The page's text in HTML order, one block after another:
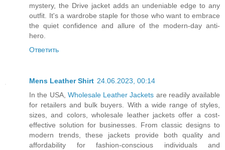
mystery, the Drive jacket adds an undeniable edge to any
outfit. It's a wardrobe staple for those who want to embrace
the quiet confidence and allure of the modern-day anti-
hero.
Ответить
Mens Leather Shirt 24.06.2023, 00:14
In the USA, Wholesale Leather Jackets are readily available
for retailers and bulk buyers. With a wide range of styles,
sizes, and colors, wholesale leather jackets offer a cost-
effective solution for businesses. From classic designs to
modern trends, these jackets provide both quality and
affordability for fashion-conscious individuals and